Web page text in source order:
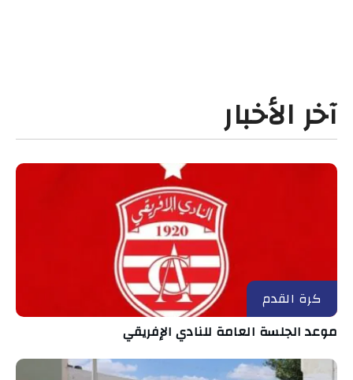
آخر الأخبار
كرة القدم
موعد الجلسة العامة للنادي الإفريقي